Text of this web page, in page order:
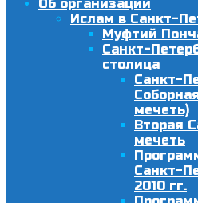
Об организации
Ислам в Санкт-
Муфтий
Санкт-
столица
Санкт-
мечеть)
Вторая
мечеть
Санкт-
2010 гг.